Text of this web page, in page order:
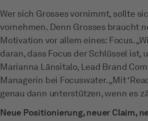
Wer sich Grosses vornimmt, sollte
vornehmen. Denn Grosses braucht
Motivation vor allem eines: Focus.
daran, dass Focus der Schlüssel ist,
Marianna Länsitalo, Lead Brand
Managerin bei Focuswater. „Mit
genau dann unterstützen, wenn es
Neue Positionierung, neuer Claim,